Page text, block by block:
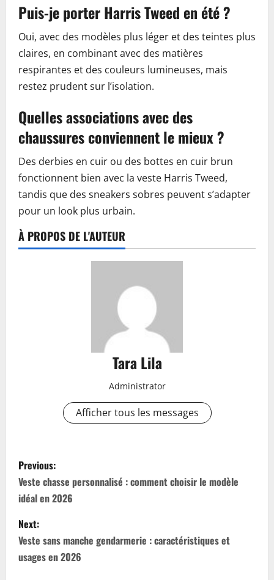
Puis-je porter Harris Tweed en été ?
Oui, avec des modèles plus léger et des teintes plus
claires, en combinant avec des matières
respirantes et des couleurs lumineuses, mais
restez prudent sur l’isolation.
Quelles associations avec des
chaussures conviennent le mieux ?
Des derbies en cuir ou des bottes en cuir brun
fonctionnent bien avec la veste Harris Tweed,
tandis que des sneakers sobres peuvent s’adapter
pour un look plus urbain.
À PROPOS DE L'AUTEUR
Tara Lila
Administrator
Afficher tous les messages
P
o
s
t
n
Previous:
Veste chasse personnalisé : comment choisir le modèle
idéal en 2026
Next:
Veste sans manche gendarmerie : caractéristiques et
usages en 2026